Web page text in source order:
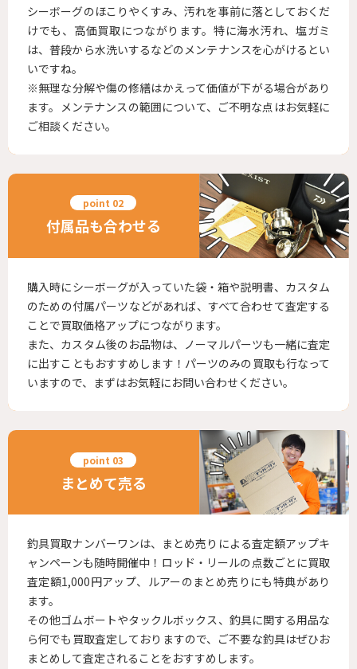
シーボーグのほこりやくすみ、汚れを事前に落としておくだ
けでも、高価買取につながります。特に海水汚れ、塩ガミ
は、普段から水洗いするなどのメンテナンスを心がけるとい
いですね。
※無理な分解や傷の修繕はかえって価値が下がる場合があり
ます。メンテナンスの範囲について、ご不明な点はお気軽に
ご相談ください。
付属品も合わせる
購入時にシーボーグが入っていた袋・箱や説明書、カスタム
のための付属パーツなどがあれば、すべて合わせて査定する
ことで買取価格アップにつながります。
また、カスタム後のお品物は、ノーマルパーツも一緒に査定
に出すこともおすすめします！パーツのみの買取も行なって
いますので、まずはお気軽にお問い合わせください。
まとめて売る
釣具買取ナンバーワンは、まとめ売りによる査定額アップキ
ャンペーンも随時開催中！ロッド・リールの点数ごとに買取
査定額1,000円アップ、ルアーのまとめ売りにも特典があり
ます。
その他ゴムボートやタックルボックス、釣具に関する用品な
ら何でも買取査定しておりますので、ご不要な釣具はぜひお
まとめして査定されることをおすすめします。